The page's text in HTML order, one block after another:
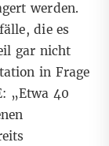
werden.
die es
gar nicht
in Frage
„Etwa 40